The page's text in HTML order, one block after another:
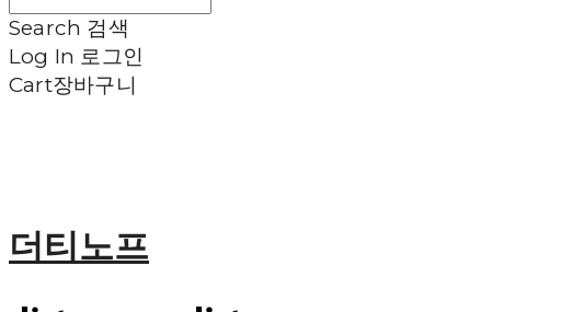
Search 검색
Log In 로그인
Cart장바구니
더티노프